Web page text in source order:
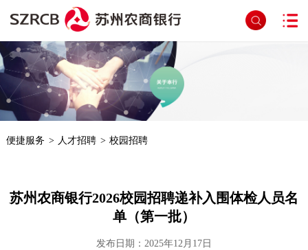
首页>文章详细页面
便捷服务 > 人才招聘 > 校园招聘
苏州农商银行2026校园招聘递补入围体检人员名
单（第一批）
发布日期：2025年12月17日